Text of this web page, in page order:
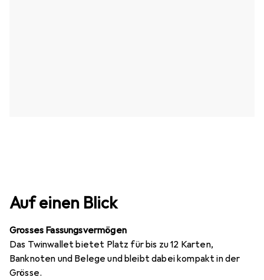
Auf einen Blick
Grosses Fassungsvermögen
Das Twinwallet bietet Platz für bis zu 12 Karten,
Banknoten und Belege und bleibt dabei kompakt in der
Grösse.